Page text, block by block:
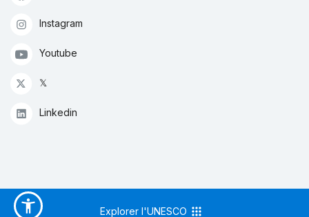
Instagram
Youtube
𝕏
Linkedin
Explorer l'UNESCO